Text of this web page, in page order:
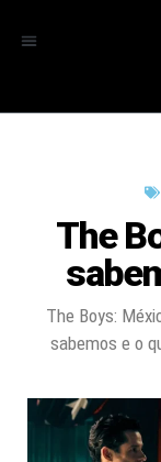
The
The Boys:
sabemos e o